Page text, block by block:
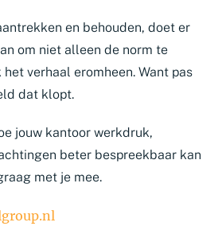
en behouden, doet er
om niet alleen de norm te
verhaal eromheen. Want pas
dat klopt.
jouw kantoor werkdruk,
beter bespreekbaar kan
met je mee.